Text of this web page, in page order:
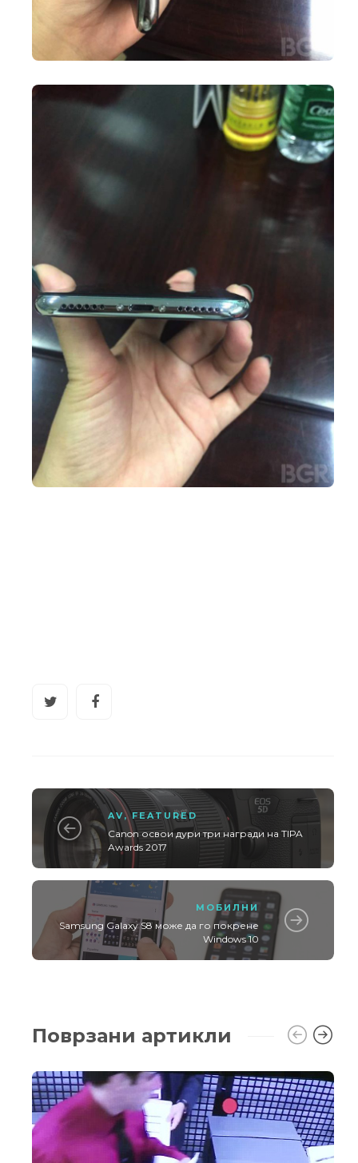
AV ,FEATURED
Canon освои дури три награди на TIPA
Awards 2017
МОБИЛНИ
Samsung Galaxy S8 може да го покрене
Windows 10
Поврзани артикли